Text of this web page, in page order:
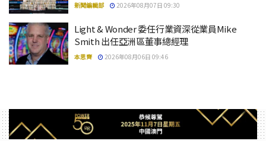
新聞編輯部 2026年08月07日 09:30
Light & Wonder 委任行業資深從業員Mike
Smith 出任亞洲區董事總經理
本思齊 2026年08月06日 09:46